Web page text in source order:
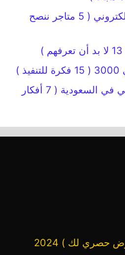
أفضل متجر عطور إلكتروني ( 5 متاجر ننصح
أفضل مشروع صناعي في السعودية ( 7 أفكار
حصري لك ) 2024